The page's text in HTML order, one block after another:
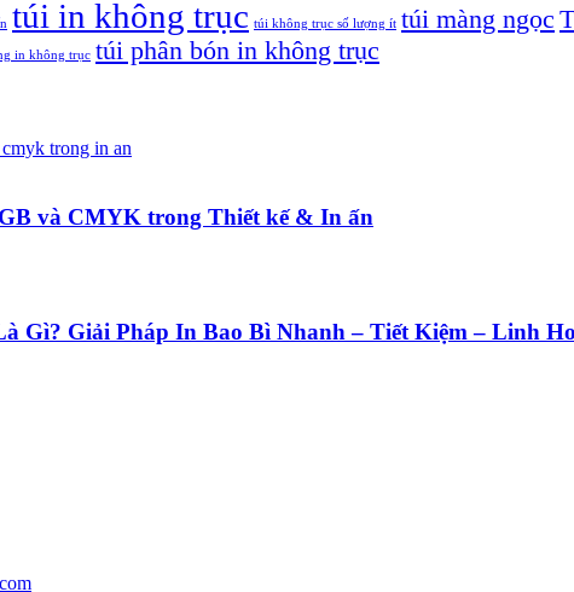
túi in không trục túi không trục số lượng ít túi màng ngọc
in không trục túi phân bón in không trục
và CMYK trong Thiết kế & In ấn
Gì? Giải Pháp In Bao Bì Nhanh – Tiết Kiệm – Linh